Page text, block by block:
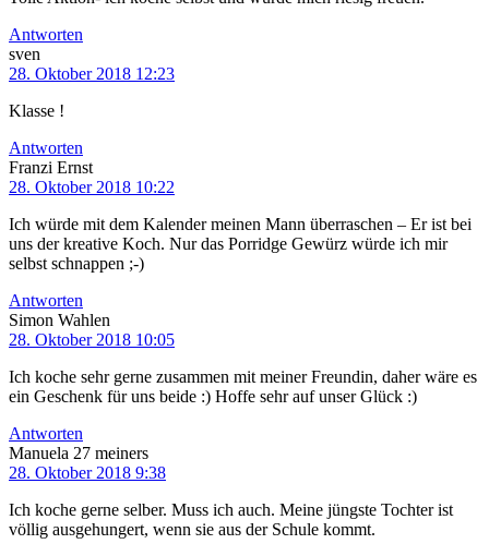
Antworten
sven
28. Oktober 2018 12:23
Klasse !
Antworten
Franzi Ernst
28. Oktober 2018 10:22
Ich würde mit dem Kalender meinen Mann überraschen – Er ist bei
uns der kreative Koch. Nur das Porridge Gewürz würde ich mir
selbst schnappen ;-)
Antworten
Simon Wahlen
28. Oktober 2018 10:05
Ich koche sehr gerne zusammen mit meiner Freundin, daher wäre es
ein Geschenk für uns beide :) Hoffe sehr auf unser Glück :)
Antworten
Manuela 27 meiners
28. Oktober 2018 9:38
Ich koche gerne selber. Muss ich auch. Meine jüngste Tochter ist
völlig ausgehungert, wenn sie aus der Schule kommt.